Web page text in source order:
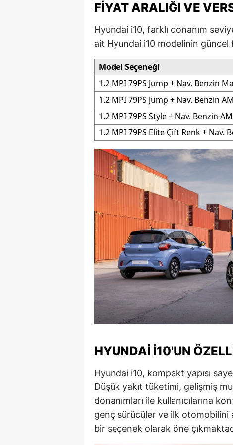
Kars
Niğde
Ordu
Rize
FIYAT ARALIĞI VE
Hyundai i10, farklı donanım
ait Hyundai i10 modelinin güncel
Model Seçeneği
1.2 MPI 79PS Jump + Nav. Benzin
1.2 MPI 79PS Jump + Nav. Benzin
1.2 MPI 79PS Style + Nav. Benzin
1.2 MPI 79PS Elite Çift Renk + Nav.
HYUNDAI I10'UN
Hyundai i10, kompakt yapısı
Düşük yakıt tüketimi, gelişmiş
donanımları ile kullanıcılarına
genç sürücüler ve ilk otomobilini
bir seçenek olarak öne